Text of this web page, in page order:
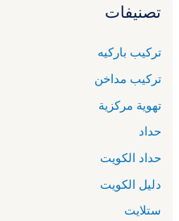
تصنيفات
تركيب باركيه
تركيب مداخن
تهوية مركزية
حداد
حداد الكويت
دليل الكويت
ستلايت